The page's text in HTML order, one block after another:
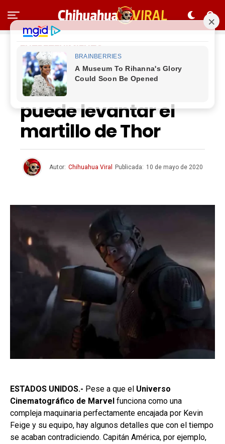
ENTRETENIMIENTO
La razón por la que
Capitán América
puede levantar el
martillo de Thor
Autor: Chihuahua Viral Publicada: 10 de mayo de 2020
ESTADOS UNIDOS.- Pese a que el Universo
Cinematográfico de Marvel funciona como una
compleja maquinaria perfectamente encajada por Kevin
Feige y su equipo, hay algunos detalles que con el tiempo
se acaban contradiciendo. Capitán América, por ejemplo,